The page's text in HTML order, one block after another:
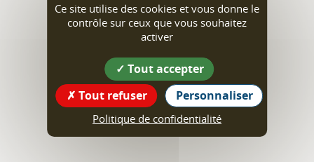
Ce site utilise des cookies et vous donne le
contrôle sur ceux que vous souhaitez
activer
Tout accepter
Tout refuser
Personnaliser
Politique de confidentialité